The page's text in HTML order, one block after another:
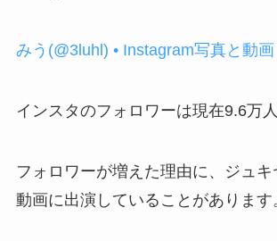
みう(@3luhl) • Instagram写真と動画
インスタのフォロワーは現在9.6万
フォロワーが増えた理由に、ジュ
動画に出演していることがあります